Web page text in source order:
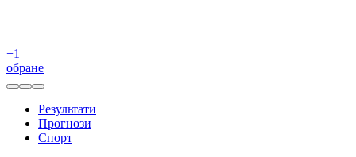
+1
обране
Результати
Прогнози
Спорт